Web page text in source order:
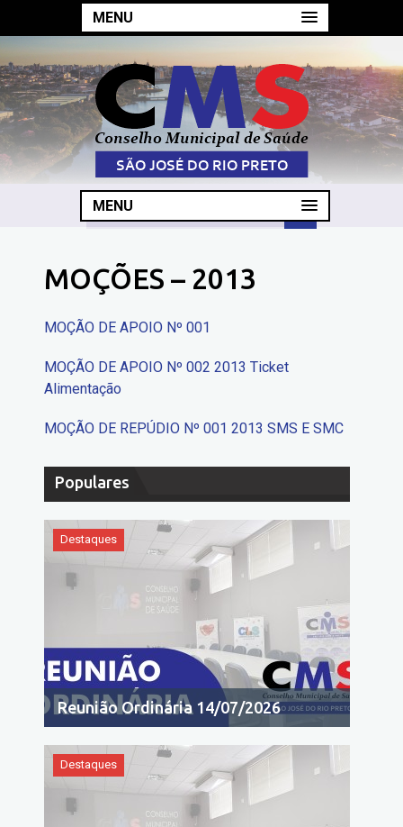
MENU
MENU
MOÇÕES – 2013
MOÇÃO DE APOIO Nº 001
MOÇÃO DE APOIO Nº 002 2013 Ticket
Alimentação
MOÇÃO DE REPÚDIO Nº 001 2013 SMS E SMC
Populares
Destaques
Reunião Ordinária 14/07/2026
Destaques